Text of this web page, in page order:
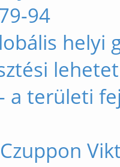
94
helyi
a területi